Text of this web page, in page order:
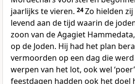
jaarlijks te vieren. 24Zo hielden
levend aan de tijd waarin de
zoon van de Agagiet
op de Joden. Hij had het plan
vermoorden op een dag die
werpen van het lot, ook wel
feestdagen hadden ook het doel